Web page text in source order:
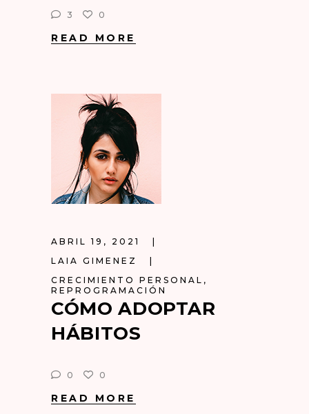
3 0
READ MORE
ABRIL 19, 2021
LAIA GIMENEZ
CRECIMIENTO PERSONAL ,
REPROGRAMACIÓN
CÓMO ADOPTAR
HÁBITOS
0 0
READ MORE